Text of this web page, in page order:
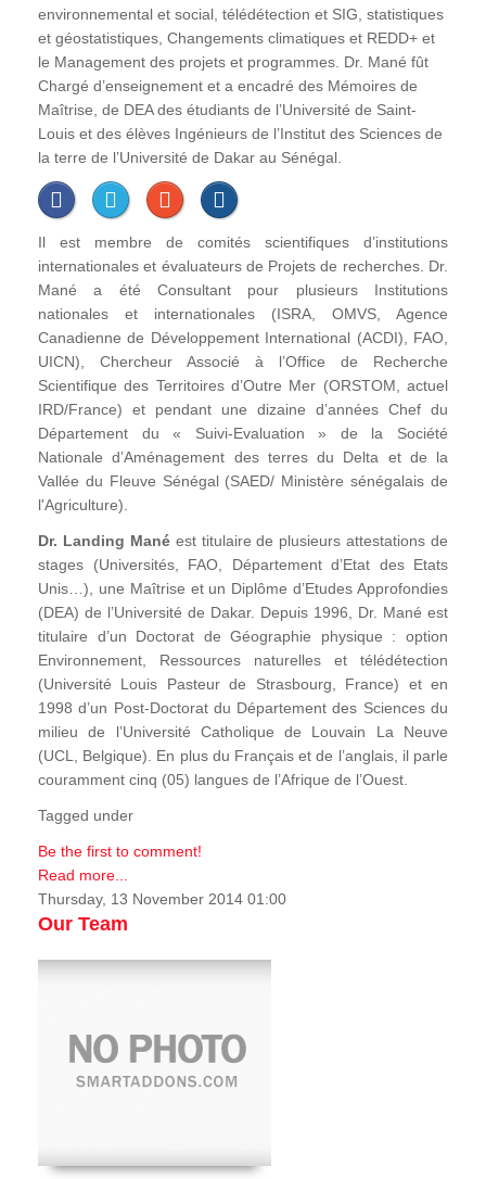
environnemental et social, télédétection et SIG, statistiques
et géostatistiques, Changements climatiques et REDD+ et
le Management des projets et programmes. Dr. Mané fût
Chargé d’enseignement et a encadré des Mémoires de
Maîtrise, de DEA des étudiants de l’Université de Saint-
Louis et des élèves Ingénieurs de l’Institut des Sciences de
la terre de l’Université de Dakar au Sénégal.
Il est membre de comités scientifiques d’institutions
internationales et évaluateurs de Projets de recherches. Dr.
Mané a été Consultant pour plusieurs Institutions
nationales et internationales (ISRA, OMVS, Agence
Canadienne de Développement International (ACDI), FAO,
UICN), Chercheur Associé à l’Office de Recherche
Scientifique des Territoires d’Outre Mer (ORSTOM, actuel
IRD/France) et pendant une dizaine d’années Chef du
Département du « Suivi-Evaluation » de la Société
Nationale d’Aménagement des terres du Delta et de la
Vallée du Fleuve Sénégal (SAED/ Ministère sénégalais de
l'Agriculture).
Dr. Landing Manéest titulaire de plusieurs attestations de
stages (Universités, FAO, Département d’Etat des Etats
Unis…), une Maîtrise et un Diplôme d’Etudes Approfondies
(DEA) de l’Université de Dakar. Depuis 1996, Dr. Mané est
titulaire d’un Doctorat de Géographie physique : option
Environnement, Ressources naturelles et télédétection
(Université Louis Pasteur de Strasbourg, France) et en
1998 d’un Post-Doctorat du Département des Sciences du
milieu de l’Université Catholique de Louvain La Neuve
(UCL, Belgique). En plus du Français et de l’anglais, il parle
couramment cinq (05) langues de l’Afrique de l’Ouest.
Tagged under
Be the first to comment!
Read more...
Thursday, 13 November 2014 01:00
Our Team